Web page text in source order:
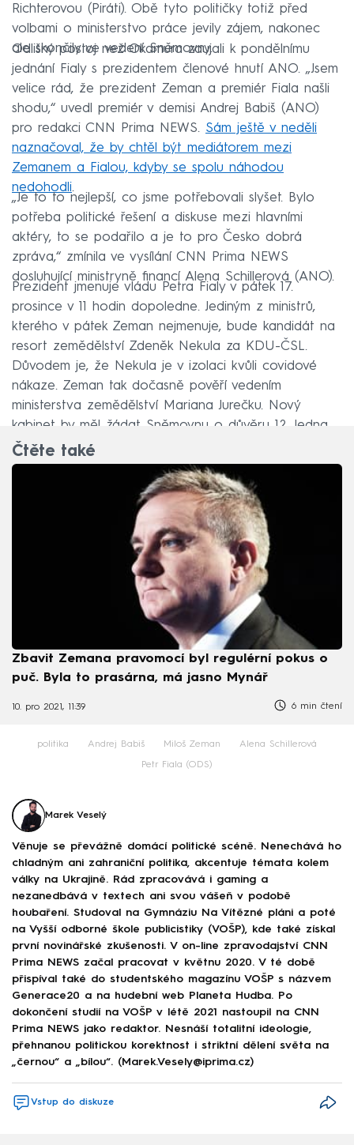
Richterovou (Piráti). Obě tyto političky totiž před
volbami o ministerstvo práce jevily zájem, nakonec
ale skončily ve vedení Sněmovny.
Odlišný postoj než Okamura zaujali k pondělnímu
jednání Fialy s prezidentem členové hnutí ANO. „Jsem
velice rád, že prezident Zeman a premiér Fiala našli
shodu,“ uvedl premiér v demisi Andrej Babiš (ANO)
pro redakci CNN Prima NEWS. Sám ještě v neděli
naznačoval, že by chtěl být mediátorem mezi
Zemanem a Fialou, kdyby se spolu náhodou
nedohodli.
„Je to to nejlepší, co jsme potřebovali slyšet. Bylo
potřeba politické řešení a diskuse mezi hlavními
aktéry, to se podařilo a je to pro Česko dobrá
zpráva,“ zmínila ve vysílání CNN Prima NEWS
dosluhující ministryně financí Alena Schillerová (ANO).
Prezident jmenuje vládu Petra Fialy v pátek 17.
prosince v 11 hodin dopoledne. Jediným z ministrů,
kterého v pátek Zeman nejmenuje, bude kandidát na
resort zemědělství Zdeněk Nekula za KDU-ČSL.
Důvodem je, že Nekula je v izolaci kvůli covidové
nákaze. Zeman tak dočasně pověří vedením
ministerstva zemědělství Mariana Jurečku. Nový
kabinet by měl žádat Sněmovnu o důvěru 12. ledna.
Čtěte také
Zbavit Zemana pravomocí byl regulérní pokus o
puč. Byla to prasárna, má jasno Mynář
10. pro 2021, 11:39 6 min čtení
politika Andrej Babiš Miloš Zeman Alena Schillerová
Petr Fiala (ODS)
Marek Veselý
Věnuje se převážně domácí politické scéně. Nenechává ho
chladným ani zahraniční politika, akcentuje témata kolem
války na Ukrajině. Rád zpracovává i gaming a
nezanedbává v textech ani svou vášeň v podobě
houbaření. Studoval na Gymnáziu Na Vítězné pláni a poté
na Vyšší odborné škole publicistiky (VOŠP), kde také získal
první novinářské zkušenosti. V on-line zpravodajství CNN
Prima NEWS začal pracovat v květnu 2020. V té době
přispíval také do studentského magazínu VOŠP s názvem
Generace20 a na hudební web Planeta Hudba. Po
dokončení studií na VOŠP v létě 2021 nastoupil na CNN
Prima NEWS jako redaktor. Nesnáší totalitní ideologie,
přehnanou politickou korektnost i striktní dělení světa na
„černou“ a „bílou“. (Marek.Vesely@iprima.cz)
Vstup do diskuze